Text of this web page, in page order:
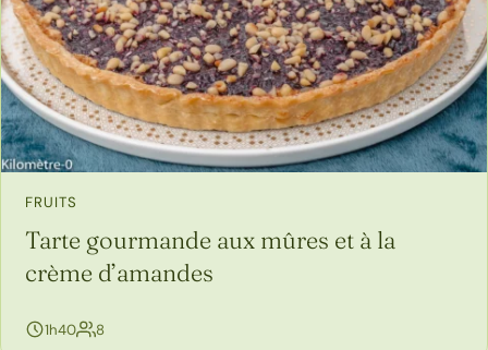
FRUITS
Tarte gourmande aux mûres et à la
crème d’amandes
1h40 8personnes